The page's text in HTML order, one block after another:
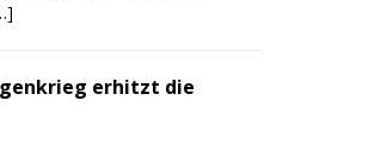
erhitzt die